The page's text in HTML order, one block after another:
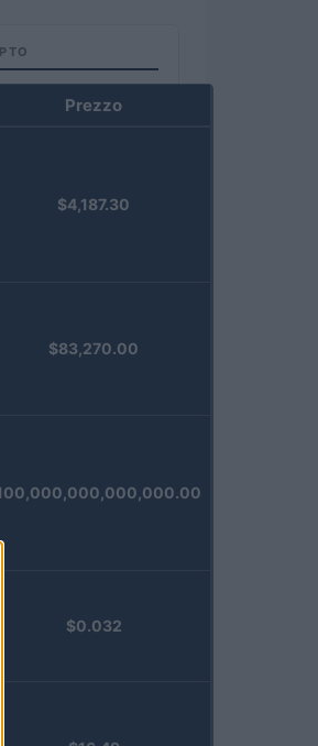
Prezzo
$4,187.30
$83,270.00
$0.032